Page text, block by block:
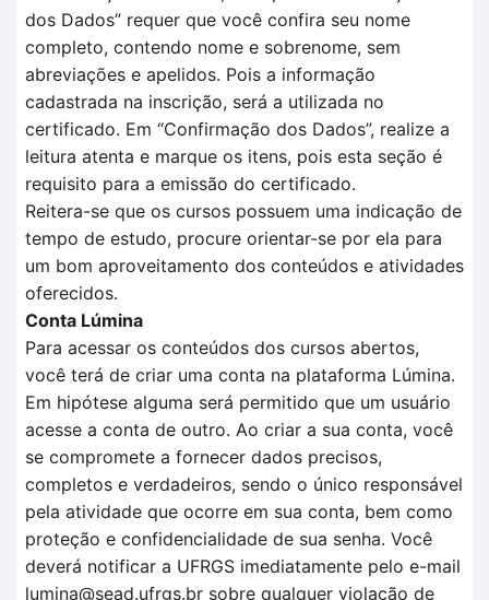
dos Dados” requer que você confira seu nome
completo, contendo nome e sobrenome, sem
abreviações e apelidos. Pois a informação
cadastrada na inscrição, será a utilizada no
certificado. Em “Confirmação dos Dados”, realize a
leitura atenta e marque os itens, pois esta seção é
requisito para a emissão do certificado.
Reitera-se que os cursos possuem uma indicação de
tempo de estudo, procure orientar-se por ela para
um bom aproveitamento dos conteúdos e atividades
oferecidos.
Conta Lúmina
Para acessar os conteúdos dos cursos abertos,
você terá de criar uma conta na plataforma Lúmina.
Em hipótese alguma será permitido que um usuário
acesse a conta de outro. Ao criar a sua conta, você
se compromete a fornecer dados precisos,
completos e verdadeiros, sendo o único responsável
pela atividade que ocorre em sua conta, bem como
proteção e confidencialidade de sua senha. Você
deverá notificar a UFRGS imediatamente pelo e-mail
lumina@sead.ufrgs.br sobre qualquer violação de